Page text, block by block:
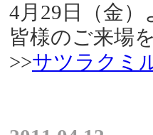
4月29日（金
皆様のご来場
>>サツラクミ